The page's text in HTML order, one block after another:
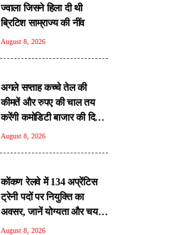
ज्वाला जिसने हिला दी थी
ब्रिटिश साम्राज्य की नींव
August 8, 2026
अगले सप्ताह कच्चे तेल की
कीमतें और रुपए की चाल तय
करेंगी कमोडिटी बाजार की दिशा:
विशेषज्ञ
August 8, 2026
कोंकण रेलवे में 134 अप्रेंटिस
ट्रेनी पदों पर नियुक्ति का
अवसर, जानें योग्यता और चयन
प्रक्रिया
August 8, 2026